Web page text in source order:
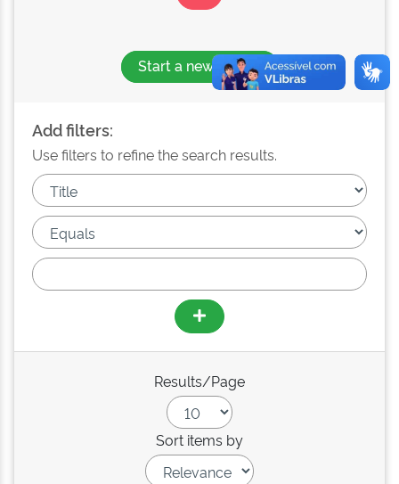
Start a new search
Add filters:
Use filters to refine the search results.
Results/Page
Sort items by